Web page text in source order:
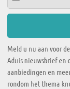
Meld u nu aan voor
Aduis nieuwsbrief en
aanbiedingen en
rondom het thema